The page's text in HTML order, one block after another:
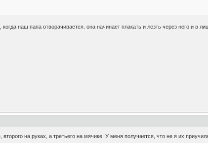
наш папа отворачивается. она начинает плакать и лезть через него и в
на руках, а третьего на мячике. У меня получается, что не я их